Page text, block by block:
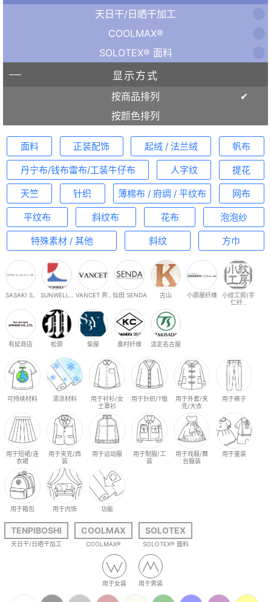
天日干/日晒干加工
COOLMAX®
SOLOTEX® 面料
显示方式
按商品排列
按颜色排列
面料 正装配饰 起绒 / 法兰绒 帆布
丹宁布/钱布雷布/工装牛仔布 人字纹 提花
天竺 针织 薄棉布 / 府绸 / 平纹布 网布
平纹布 斜纹布 花布 泡泡纱
特殊素材 / 其他 斜纹 方巾
SASAKI S.. SUNWELL.. VANCET 奔.. 仙田 SENDA 古山 小原屋纤维
小纹工房(宇
仁纤..
有延商店 松原 柴屋 桑村纤维 泷定名古屋
可持续材料 清凉材料
用于衬衫/女
士罩衫
用于针织/T恤
用于外套/夹
克/大衣
用于裤子
用于短裙/连
衣裙
用于夹克/西
装
用于运动服
用于制服/工
装
用于戏服/舞
台服装
用于童装
用于箱包 用于内饰 功能
TENPIBOSHI
天日干/日晒干加工
COOLMAX
COOLMAX®
SOLOTEX
SOLOTEX® 面料
用于女装 用于男装